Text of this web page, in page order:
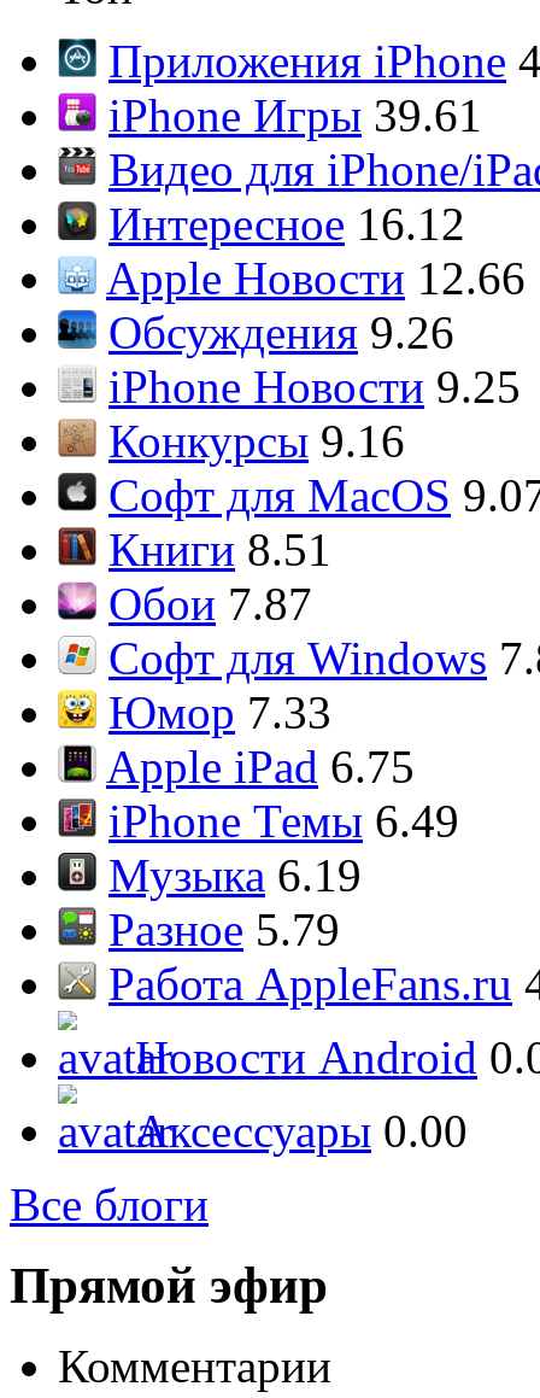
Приложения iPhone
iPhone Игры 39.61
Видео для iPhone/
Интересное 16.12
Apple Новости 12.66
Обсуждения 9.26
iPhone Новости 9.25
Конкурсы 9.16
Софт для MacOS
Книги 8.51
Обои 7.87
Софт для Windows
Юмор 7.33
Apple iPad 6.75
iPhone Темы 6.49
Музыка 6.19
Разное 5.79
Работа AppleFans.ru
Новости Android
Аксессуары 0.00
Все блоги
Прямой эфир
Комментарии